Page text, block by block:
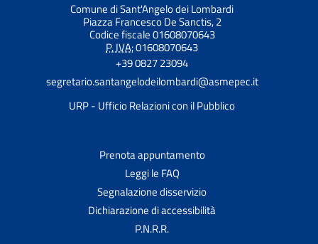
Comune di Sant'Angelo dei Lombardi
Piazza Francesco De Sanctis, 2
Codice fiscale 01608070643
P. IVA:01608070643
+39 0827 23094
segretario.santangelodeilombardi@asmepec.it
URP - Ufficio Relazioni con il Pubblico
Prenota appuntamento
Leggi le FAQ
Segnalazione disservizio
Dichiarazione di accessibilità
P.N.R.R.